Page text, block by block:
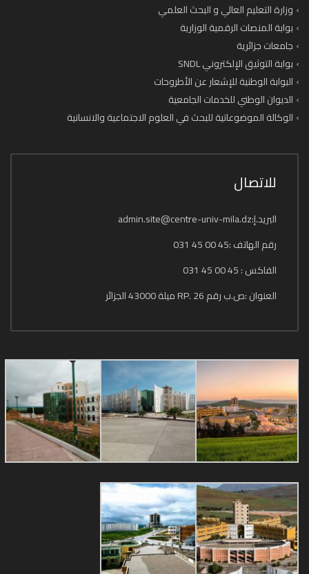
وزارة التعليم العالي و البحث العلمي
بوابة المنصات الرقمية الوزارية
جامعات جزائرية
بوابة التوثيق الإلكتروني SNDL
البوابة الوطنية للإشعار عن الأطروحات
الديوان الوطني للخدمات الجامعية
الوكالة الموضوعاتية للبحث في العلوم الاجتماعية والانسانية
للاتصال
البريد.إ:admin.site@centre-univ-mila.dz
رقم الهاتف :45 00 45 031
الفاكس : 45 00 45 031
العنوان :ص.ب رقم 26 .RP ميلة 43000 الجزائر